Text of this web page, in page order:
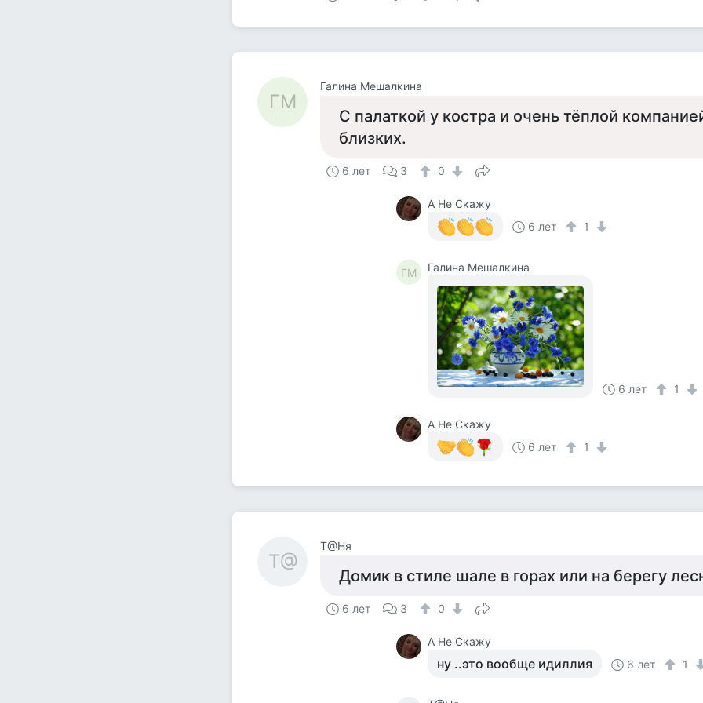
ГМ
Галина Мешалкина
С палаткой у костра и очень тёплой
близких.
6 лет 3 0
А Не Скажу
6 лет
1
ГМ Галина Мешалкина
6 лет 1
А Не Скажу
6 лет
1
Т@
Т@Ня
Домик в стиле шале в горах или на берегу
6 лет 3 0
А Не Скажу
ну ..это вообще идиллия 6 лет 1